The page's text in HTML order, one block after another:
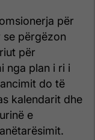
për
se përgëzon
për
nga plan i ri i
do të
kalendarit dhe
e